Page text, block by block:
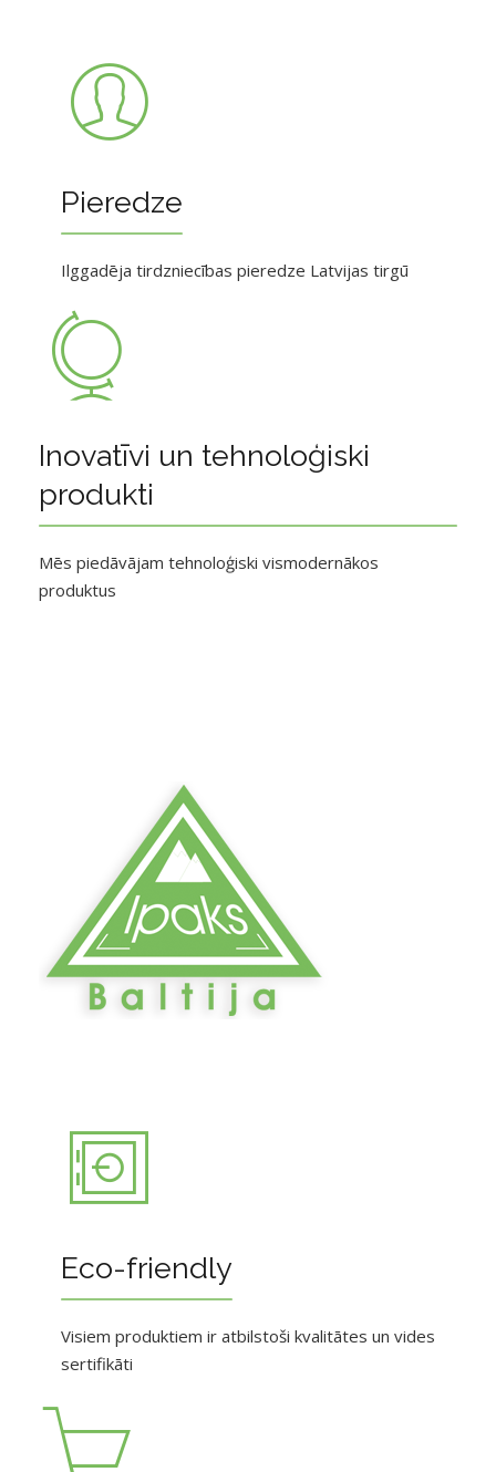
Pieredze
Ilggadēja tirdzniecības pieredze Latvijas tirgū
Inovatīvi un tehnoloģiski
produkti
Mēs piedāvājam tehnoloģiski vismodernākos
produktus
Eco-friendly
Visiem produktiem ir atbilstoši kvalitātes un vides
sertifikāti